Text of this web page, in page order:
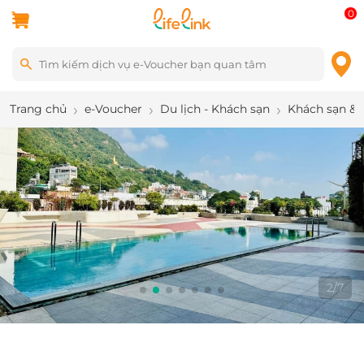
0
Trang chủ e-Voucher Du lịch - Khách sạn Khách sạn &
2/7